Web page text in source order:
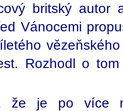
britský autor
Vánocemi
Rozhodl o
že je po více